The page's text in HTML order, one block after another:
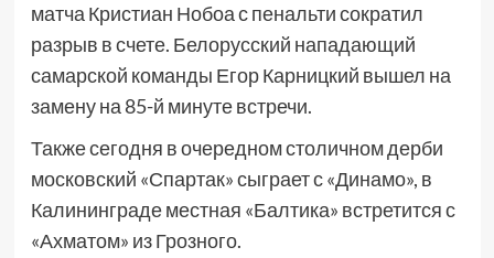
матча Кристиан Нобоа с пенальти сократил
разрыв в счете. Белорусский нападающий
самарской команды Егор Карницкий вышел на
замену на 85-й минуте встречи.
Также сегодня в очередном столичном дерби
московский «Спартак» сыграет с «Динамо», в
Калининграде местная «Балтика» встретится с
«Ахматом» из Грозного.